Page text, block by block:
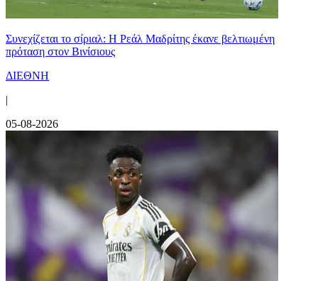
Συνεχίζεται το σίριαλ: Η Ρεάλ Μαδρίτης έκανε βελτιωμένη
πρόταση στον Βινίσιους
ΔΙΕΘΝΗ
|
05-08-2026